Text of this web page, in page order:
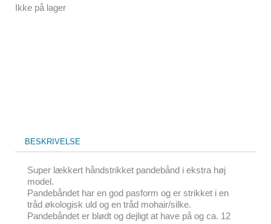
Ikke på lager
BESKRIVELSE
Super lækkert håndstrikket pandebånd i ekstra høj
model.
Pandebåndet har en god pasform og er strikket i en
tråd økologisk uld og en tråd mohair/silke.
Pandebåndet er blødt og dejligt at have på og ca. 12